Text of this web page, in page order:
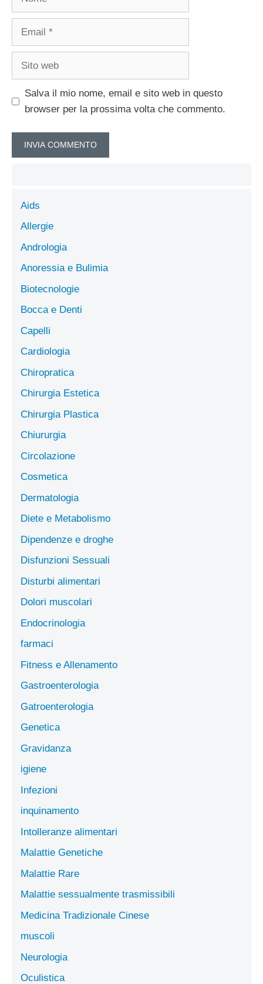
Email
Sito
Salva il mio nome, email e sito web in questo
browser per la prossima volta che commento.
Aids
Allergie
Andrologia
Anoressia e Bulimia
Biotecnologie
Bocca e Denti
Capelli
Cardiologia
Chiropratica
Chirurgia Estetica
Chirurgia Plastica
Chiururgia
Circolazione
Cosmetica
Dermatologia
Diete e Metabolismo
Dipendenze e droghe
Disfunzioni Sessuali
Disturbi alimentari
Dolori muscolari
Endocrinologia
farmaci
Fitness e Allenamento
Gastroenterologia
Gatroenterologia
Genetica
Gravidanza
igiene
Infezioni
inquinamento
Intolleranze alimentari
Malattie Genetiche
Malattie Rare
Malattie sessualmente trasmissibili
Medicina Tradizionale Cinese
muscoli
Neurologia
Oculistica